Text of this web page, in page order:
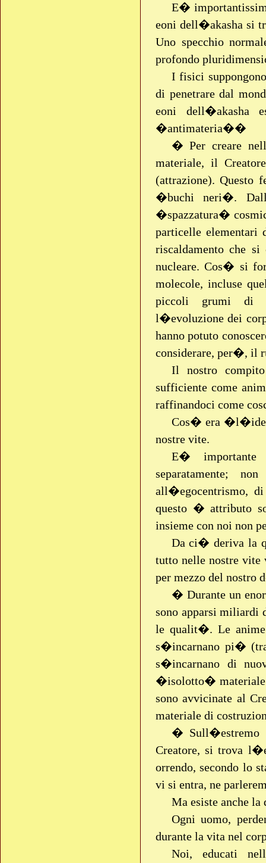
E�
eoni dell�akasha si
Uno specchio
profondo
I fisici
di penetrare dal
eoni dell�akasha
�antimateria��
� Per creare
materiale, il
(attrazione). Questo
�buchi neri�.
�spazzatura�
particelle elementari
riscaldamento che
nucleare. Cos� si
molecole, incluse
piccoli grumi di
l�evoluzione dei
hanno potuto
considerare, per�, il
Il nostro
sufficiente come
raffinandoci come
Cos� era
nostre vite.
E� importante
separatamente;
all�egocentrismo,
questo � attributo
insieme con noi non
Da ci� deriva la
tutto nelle nostre vite
per mezzo del nostro
� Durante un
sono apparsi
le qualit�. Le anime
s�incarnano pi�
s�incarnano di
�isolotto� materiale.
sono avvicinate al
materiale di
� Sull�estremo
Creatore, si trova
orrendo, secondo lo
vi si entra, ne
Ma esiste anche
Ogni uomo,
durante la vita nel
Noi, educati